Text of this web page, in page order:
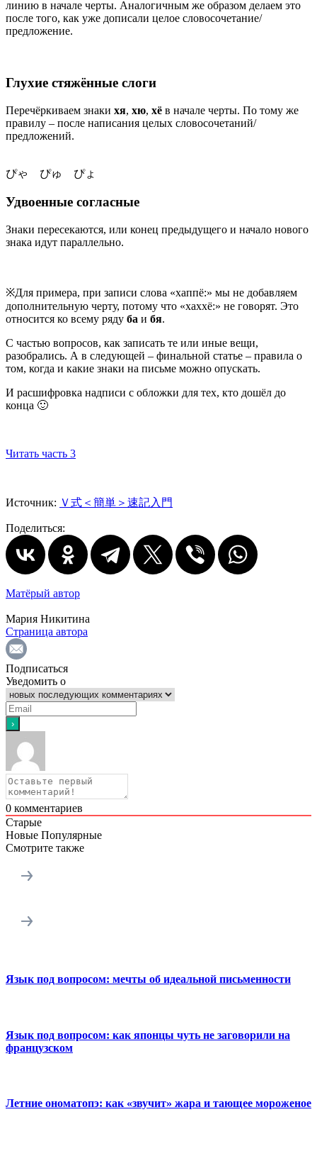
линию в начале черты. Аналогичным же образом делаем это
после того, как уже дописали целое словосочетание/
предложение.
Глухие стяжённые слоги
Перечёркиваем знаки хя, хю, хё в начале черты. По тому же
правилу – после написания целых словосочетаний/
предложений.
ぴゃ ぴゅ ぴょ
Удвоенные согласные
Знаки пересекаются, или конец предыдущего и начало нового
знака идут параллельно.
※Для примера, при записи слова «хаппё:» мы не добавляем
дополнительную черту, потому что «хаххё:» не говорят. Это
относится ко всему ряду ба и бя.
С частью вопросов, как записать те или иные вещи,
разобрались. А в следующей – финальной статье – правила о
том, когда и какие знаки на письме можно опускать.
И расшифровка надписи с обложки для тех, кто дошёл до
конца 🙂
Читать часть 3
Источник: Ｖ式＜簡単＞速記入門
Поделиться:
Матёрый автор
Мария Никитина
Страница автора
Подписаться
Уведомить о
0 комментариев
Старые
Новые Популярные
Смотрите также
Язык под вопросом: мечты об идеальной письменности
Язык под вопросом: как японцы чуть не заговорили на
французском
Летние ономатопэ: как «звучит» жара и тающее мороженое